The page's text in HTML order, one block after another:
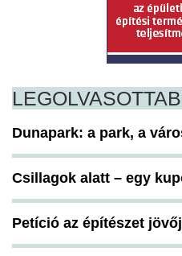
Dunapark: a park, a
Csillagok alatt – egy
Petíció az építészet